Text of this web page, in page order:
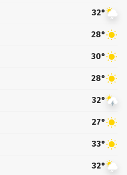
32°
28°
30°
28°
32°
27°
33°
32°